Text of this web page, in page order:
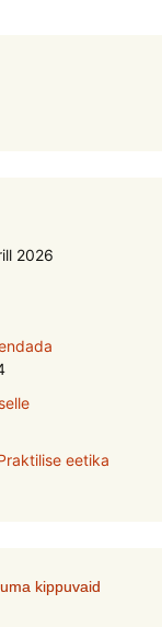
2026
eetika
kippuvaid